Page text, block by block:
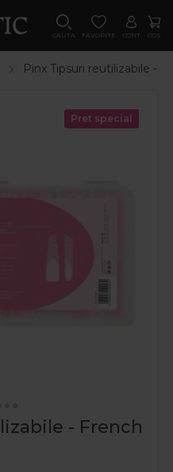
CAUTA FAVORITE CONT COS
Pinx Tipsuri reutilizabile -
Pret special
- French